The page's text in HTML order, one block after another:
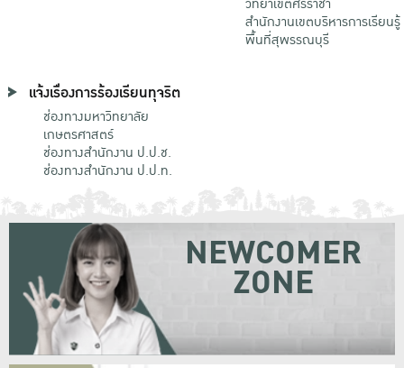
สำนักงานเขตบริหารการเรียนรู้
พื้นที่สุพรรณบุรี
แจ้งเรื่องการร้องเรียนทุจริต
ช่องทางมหาวิทยาลัย
เกษตรศาสตร์
ช่องทางสำนักงาน ป.ป.ช.
ช่องทางสำนักงาน ป.ป.ท.
NEWCOMER
ZONE